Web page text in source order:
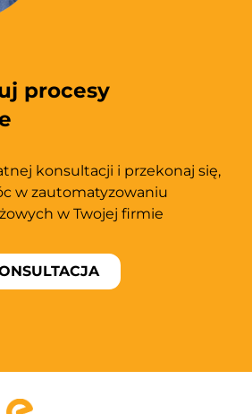
procesy
konsultacji i przekonaj się,
w zautomatyzowaniu
w Twojej firmie